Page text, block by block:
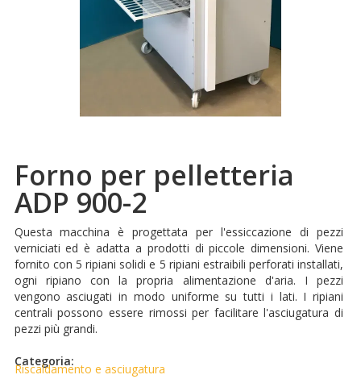
Forno per pelletteria
ADP 900-2
Questa macchina è progettata per l'essiccazione di pezzi
verniciati ed è adatta a prodotti di piccole dimensioni. Viene
fornito con 5 ripiani solidi e 5 ripiani estraibili perforati installati,
ogni ripiano con la propria alimentazione d'aria. I pezzi
vengono asciugati in modo uniforme su tutti i lati. I ripiani
centrali possono essere rimossi per facilitare l'asciugatura di
pezzi più grandi.
Categoria:
Riscaldamento e asciugatura